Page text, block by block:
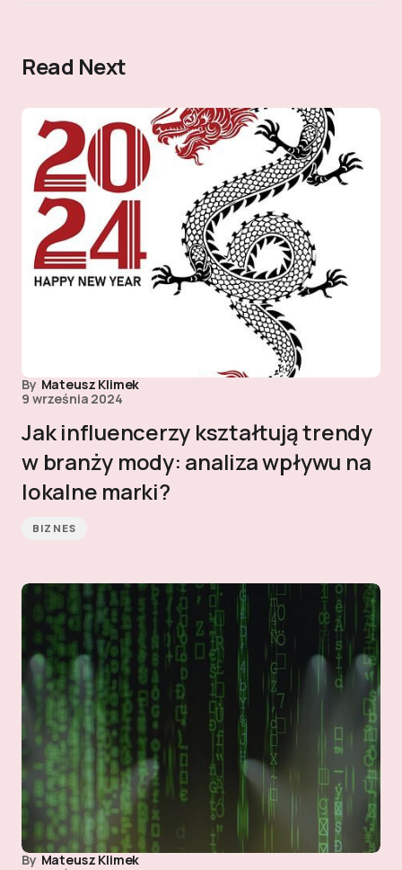
Read Next
By Mateusz Klimek
9 września 2024
Jak influencerzy kształtują trendy
w branży mody: analiza wpływu na
lokalne marki?
BIZNES
By Mateusz Klimek